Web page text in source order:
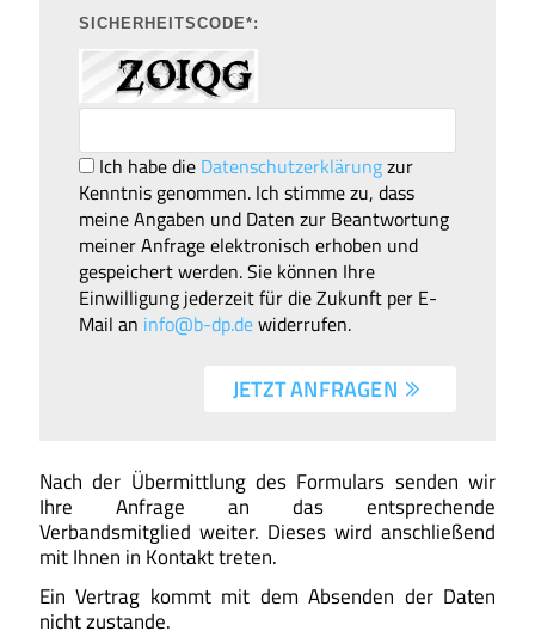
SICHERHEITSCODE*:
Ich habe die Datenschutzerklärungzur
Kenntnis genommen. Ich stimme zu, dass
meine Angaben und Daten zur Beantwortung
meiner Anfrage elektronisch erhoben und
gespeichert werden. Sie können Ihre
Einwilligung jederzeit für die Zukunft per E-
Mail an info@b-dp.dewiderrufen.
JETZT ANFRAGEN
Nach der Übermittlung des Formulars senden wir
Ihre Anfrage an das entsprechende
Verbandsmitglied weiter. Dieses wird anschließend
mit Ihnen in Kontakt treten.
Ein Vertrag kommt mit dem Absenden der Daten
nicht zustande.